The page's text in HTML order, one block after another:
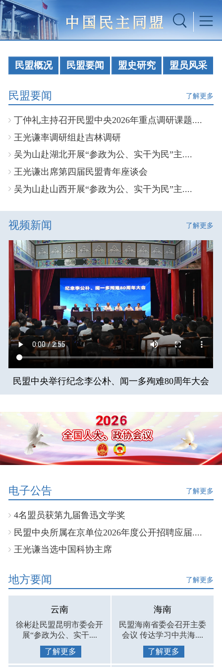
民盟概况 民盟要闻 盟史研究 盟员风采
民盟要闻 了解更多
丁仲礼主持召开民盟中央2026年重点调研课题....
王光谦率调研组赴吉林调研
吴为山赴湖北开展“参政为公、实干为民”主....
王光谦出席第四届民盟青年座谈会
吴为山赴山西开展“参政为公、实干为民”主....
视频新闻 了解更多
民盟中央举行纪念李公朴、闻一多殉难80周年大会
电子公告 了解更多
4名盟员获第九届鲁迅文学奖
民盟中央所属在京单位2026年度公开招聘应届....
王光谦当选中国科协主席
地方要闻 了解更多
云南
徐彬赴民盟昆明市委会开
展“参政为公、实干....
了解更多
海南
民盟海南省委会召开主委
会议 传达学习中共海....
了解更多